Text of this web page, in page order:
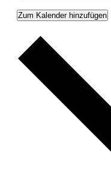
Zum Kalender hinzufügen